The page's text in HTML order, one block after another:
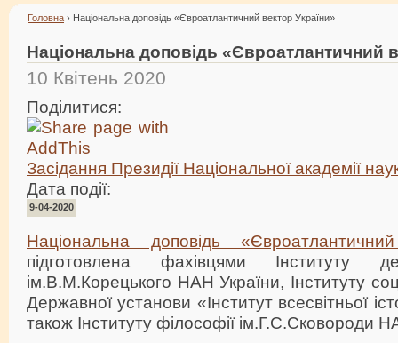
Головна › Національна доповідь «Євроатлантичний вектор України»
Національна доповідь «Євроатлантичний
10 Квітень 2020
Поділитися:
Засідання Президії Національної академії
Дата події:
9-04-2020
Національна доповідь
підготовлена фахівцями Інституту
ім.В.М.Корецького НАН України, Інституту
Державної установи «Інститут всесвітньої
також Інституту філософії ім.Г.С.Сковороди